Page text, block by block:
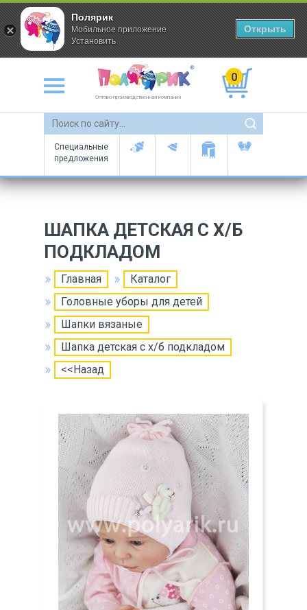
Оптово-производственная компания
0
Специальные
предложения
ШАПКА ДЕТСКАЯ С Х/Б
ПОДКЛАДОМ
Главная
Каталог
Головные уборы для детей
Шапки вязаные
Шапка детская с х/б подкладом
<<Назад
Полярик
Мобильное приложение
Установить
Открыть